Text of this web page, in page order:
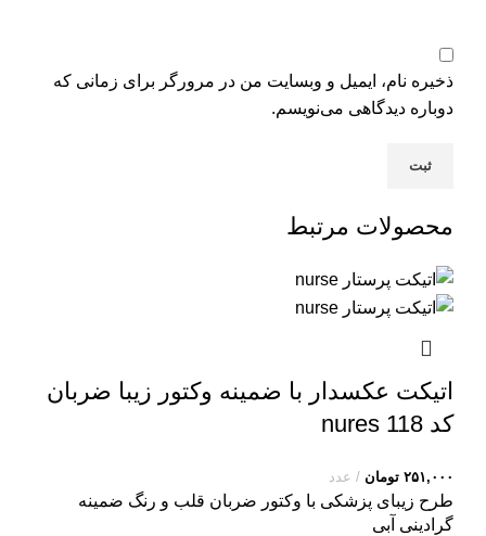
ذخیره نام، ایمیل و وبسایت من در مرورگر برای زمانی که
دوباره دیدگاهی می‌نویسم.
محصولات مرتبط
اتیکت عکسدار با ضمینه وکتور زیبا ضربان
کد nures 118
۲۵۱,۰۰۰ تومان عدد
طرح زیبای پزشکی با وکتور ضربان قلب و رنگ ضمینه
گرادینی آبی